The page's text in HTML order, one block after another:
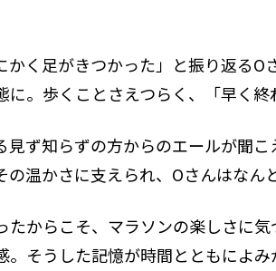
かく足がきつかった」と振り返る
。歩くことさえつらく、「早く
見ず知らずの方からのエールが聞
温かさに支えられ、Oさんはなん
たからこそ、マラソンの楽しさに
。そうした記憶が時間とともによ